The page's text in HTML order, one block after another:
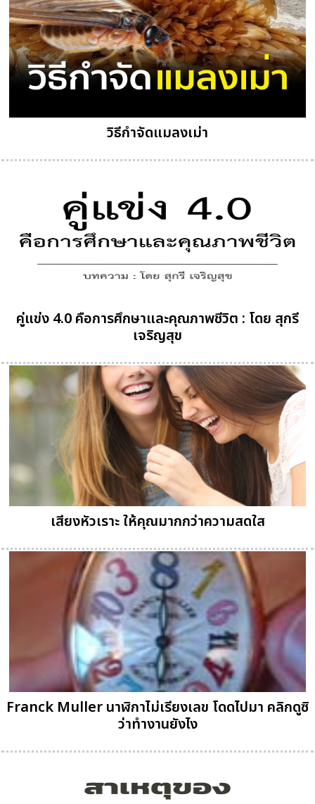
วิธีกำจัดแมลงเม่า
คู่แข่ง 4.0 คือการศึกษาและคุณภาพชีวิต : โดย สุกรี
เจริญสุข
เสียงหัวเราะ ให้คุณมากกว่าความสดใส
Franck Muller นาฬิกาไม่เรียงเลข โดดไปมา คลิกดูซิ
ว่าทำงานยังไง